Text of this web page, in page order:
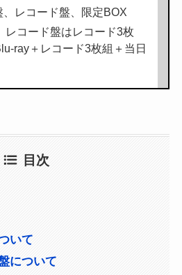
レコード盤、限定BOX
レコード盤はレコード3枚
ray＋レコード3枚組＋当日
目次
いて
について